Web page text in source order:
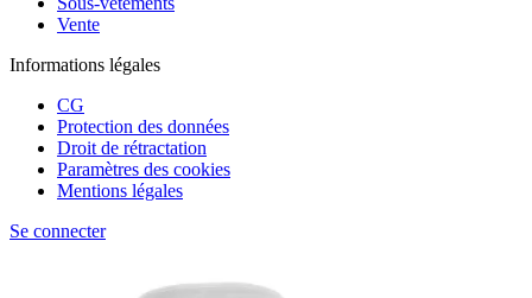
Vente
Informations légales
CG
Protection des données
Droit de rétractation
Paramètres des cookies
Mentions légales
Se connecter